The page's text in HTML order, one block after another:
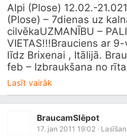
Alpi (Plose) 12.02.-
(Plose) – 7dienas uz
cilvēkaUZMANĪBU –
VIETAS!!!Brauciens ar
līdz Brixenai , Itālijā.
feb – Izbraukšana no
Lasīt vairāk
BraucamSlēpot
17. jan 2011 19:02 ·